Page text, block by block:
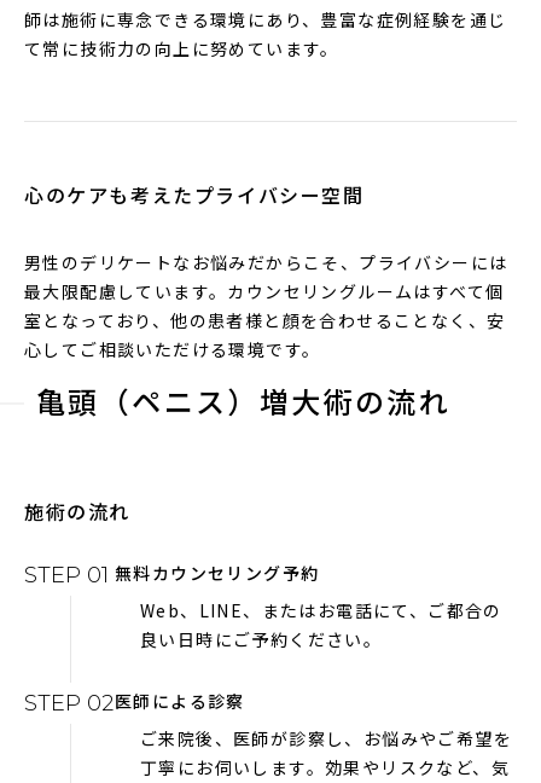
師は施術に専念できる環境にあり、豊富な症例経験を通じ
て常に技術力の向上に努めています。
心のケアも考えたプライバシー空間
男性のデリケートなお悩みだからこそ、プライバシーには
最大限配慮しています。カウンセリングルームはすべて個
室となっており、他の患者様と顔を合わせることなく、安
心してご相談いただける環境です。
亀頭（ペニス）増大術の流れ
施術の流れ
STEP 01 無料カウンセリング予約
Web、LINE、またはお電話にて、ご都合の
良い日時にご予約ください。
STEP 02医師による診察
ご来院後、医師が診察し、お悩みやご希望を
丁寧にお伺いします。効果やリスクなど、気